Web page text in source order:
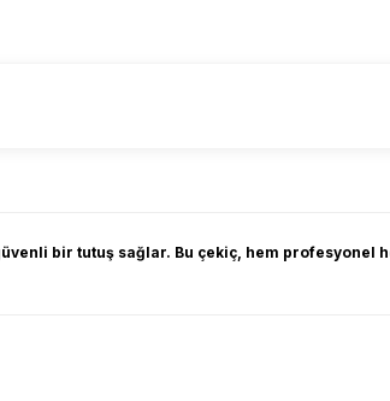
bir tutuş sağlar. Bu çekiç, hem profesyonel